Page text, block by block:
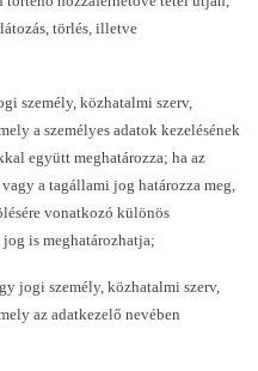
törlés, illetve
személy, közhatalmi szerv,
a személyes adatok kezelésének
együtt meghatározza; ha az
a tagállami jog határozza meg,
vonatkozó különös
is meghatározhatja;
jogi személy, közhatalmi szerv,
az adatkezelő nevében